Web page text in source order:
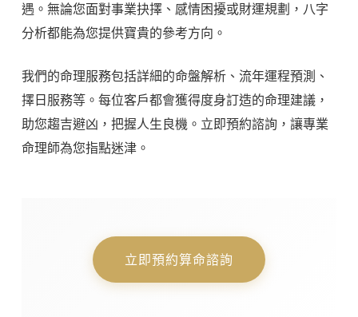
遇。無論您面對事業抉擇、感情困擾或財運規劃，八字
分析都能為您提供寶貴的參考方向。
我們的命理服務包括詳細的命盤解析、流年運程預測、
擇日服務等。每位客戶都會獲得度身訂造的命理建議，
助您趨吉避凶，把握人生良機。立即預約諮詢，讓專業
命理師為您指點迷津。
立即預約算命諮詢